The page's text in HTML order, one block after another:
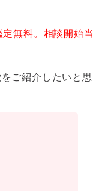
無料。相談開始当
ご紹介したいと思